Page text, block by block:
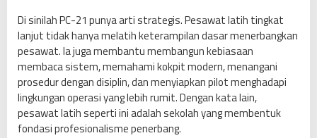
Di sinilah PC-21 punya arti strategis. Pesawat latih tingkat
lanjut tidak hanya melatih keterampilan dasar menerbangkan
pesawat. Ia juga membantu membangun kebiasaan
membaca sistem, memahami kokpit modern, menangani
prosedur dengan disiplin, dan menyiapkan pilot menghadapi
lingkungan operasi yang lebih rumit. Dengan kata lain,
pesawat latih seperti ini adalah sekolah yang membentuk
fondasi profesionalisme penerbang.